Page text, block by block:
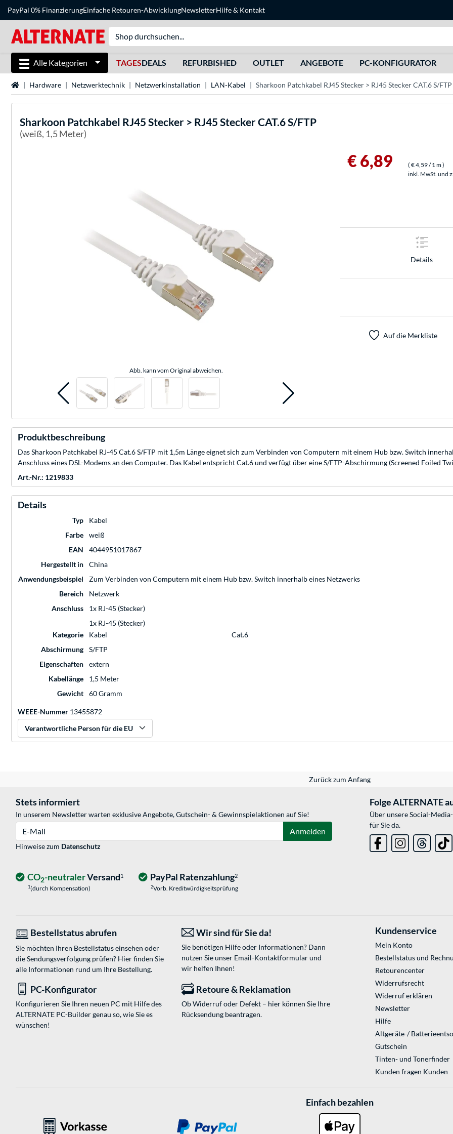
PayPal 0% FinanzierungEinfache Retouren-AbwicklungNewsletterHilfe& Kontakt
Alle Kategorien TAGESDEALS REFURBISHED OUTLET ANGEBOTE PC-KONFIGURATOR
StartseiteHardware Netzwerktechnik Netzwerkinstallation LAN-Kabel Sharkoon Patchkabel RJ45 Stecker > RJ45 Stecker CAT.6 S/FTP
Sharkoon Patchkabel RJ45 Stecker > RJ45 Stecker CAT.6 S/FTP
(weiß, 1,5 Meter)
Abb. kann vom Original abweichen.
€ 6,89 ( € 4,59/ 1 m)
inkl. MwSt. und
Details
Auf die Merkliste
Produktbeschreibung
Das Sharkoon Patchkabel RJ-45 Cat.6 S/FTP mit 1,5m Länge eignet sich zum Verbinden von Computern mit einem Hub bzw. Switch
Anschluss eines DSL-Modems an den Computer. Das Kabel entspricht Cat.6 und verfügt über eine S/FTP-Abschirmung (Screened Foiled
Art.-Nr.: 1219833
Details
Typ
Kabel
Farbe
weiß
EAN
4044951017867
Hergestellt in
China
Anwendungsbeispiel
Zum Verbinden von Computern mit einem Hub bzw. Switch innerhalb eines Netzwerks
Bereich
Netzwerk
Anschluss
1x RJ-45 (Stecker)
1x RJ-45 (Stecker)
Kategorie
Kabel
Cat.6
Abschirmung
S/FTP
Eigenschaften
extern
Kabellänge
1,5 Meter
Gewicht
60 Gramm
WEEE-Nummer 13455872
Verantwortliche Person für die EU
Zurück zum Anfang
Stets informiert
In unserem Newsletter warten exklusive Angebote, Gutschein- & Gewinnspielaktionen auf Sie!
Anmelden
Hinweise zum Datenschutz
Folge ALTERNATE
Über unsere Social-
für Sie da.
CO2-neutralerVersand1
1(durch Kompensation)
PayPal Ratenzahlung2
2Vorb. Kreditwürdigkeitsprüfung
Bestellstatus abrufen
Sie möchten Ihren Bestellstatus einsehen oder
die Sendungsverfolgung prüfen? Hier finden Sie
alle Informationen rund um Ihre Bestellung.
Wir sind für Sie da!
Sie benötigen Hilfe oder Informationen? Dann
nutzen Sie unser Email-Kontaktformularund
wir helfen Ihnen!
PC-Konfigurator
Konfigurieren Sie Ihren neuen PC mit Hilfe des
ALTERNATE PC-Builder genau so, wie Sie es
wünschen!
Retoure & Reklamation
Ob Widerruf oder Defekt – hier können Sie Ihre
Rücksendung beantragen.
Kundenservice
Mein Konto
Bestellstatus und
Retourencenter
Widerrufsrecht
Widerruf erklären
Newsletter
Hilfe
Altgeräte-/
Gutschein
Tinten- und Tonerfinder
Kunden fragen Kunden
Einfach bezahlen